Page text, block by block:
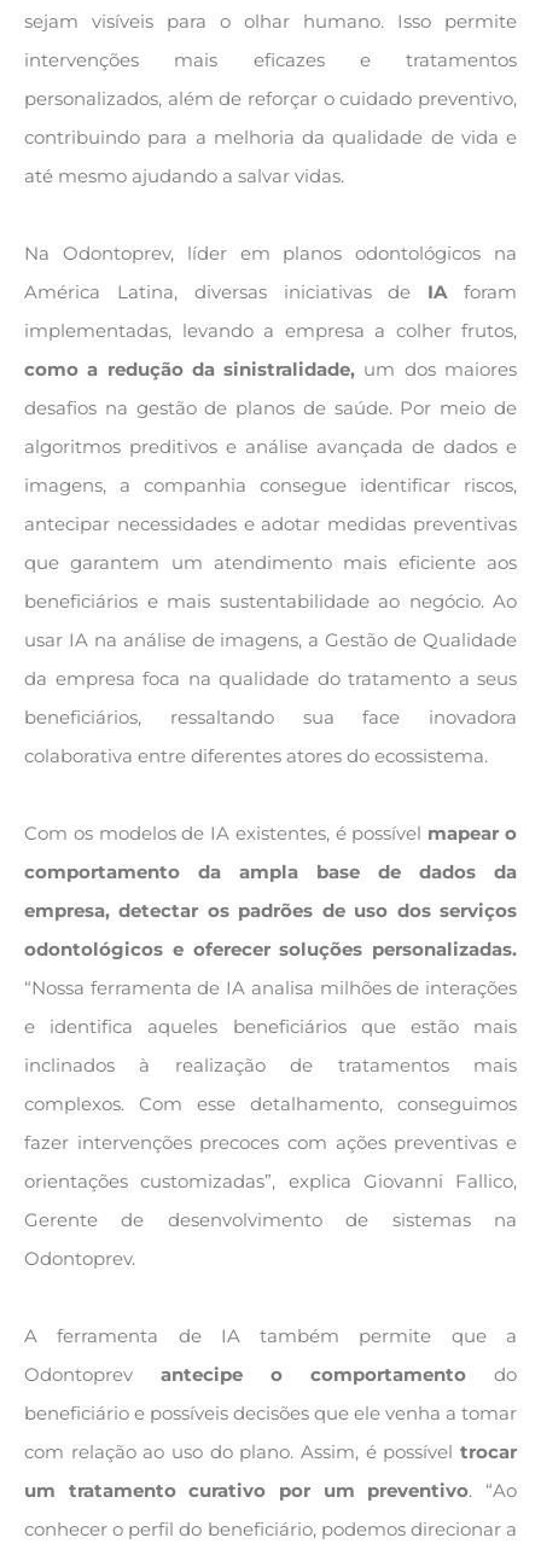
sejam visíveis para o olhar humano. Isso permite
intervenções mais eficazes e tratamentos
personalizados, além de reforçar o cuidado preventivo,
contribuindo para a melhoria da qualidade de vida e
até mesmo ajudando a salvar vidas.
Na Odontoprev, líder em planos odontológicos na
América Latina, diversas iniciativas de IAforam
implementadas, levando a empresa a colher frutos,
como a redução da sinistralidade, um dos maiores
desafios na gestão de planos de saúde. Por meio de
algoritmos preditivos e análise avançada de dados e
imagens, a companhia consegue identificar riscos,
antecipar necessidades e adotar medidas preventivas
que garantem um atendimento mais eficiente aos
beneficiários e mais sustentabilidade ao negócio. Ao
usar IA na análise de imagens, a Gestão de Qualidade
da empresa foca na qualidade do tratamento a seus
beneficiários, ressaltando sua face inovadora
colaborativa entre diferentes atores do ecossistema.
Com os modelos de IA existentes, é possível mapear o
comportamento da ampla base de dados da
empresa, detectar os padrões de uso dos serviços
odontológicos e oferecer soluções personalizadas.
“Nossa ferramenta de IA analisa milhões de interações
e identifica aqueles beneficiários que estão mais
inclinados à realização de tratamentos mais
complexos. Com esse detalhamento, conseguimos
fazer intervenções precoces com ações preventivas e
orientações customizadas”, explica Giovanni Fallico,
Gerente de desenvolvimento de sistemas na
Odontoprev.
A ferramenta de IA também permite que a
Odontoprev antecipe o comportamento do
beneficiário e possíveis decisões que ele venha a tomar
com relação ao uso do plano. Assim, é possível trocar
um tratamento curativo por um preventivo. “Ao
conhecer o perfil do beneficiário, podemos direcionar a